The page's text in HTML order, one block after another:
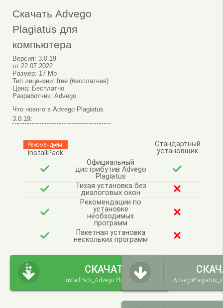
Скачать Advego
Plagiatus для
компьютера
Версия: 3.0.19
от 22.07.2022
Размер: 17 Mb
Тип лицензии: free (бесплатная)
Цена: Бесплатно
Разработчик: Advego
Что нового в Advego Plagiatus
3.0.19:
Рекомендуем!
InstallPack
Стандартный
установщик
Официальный
дистрибутив Advego
Plagiatus
Тихая установка без
диалоговых окон
Рекомендации по
установке
необходимых
программ
Пакетная установка
нескольких программ
СКАЧАТЬ
InstallPack_Advego-Plagiatus.exe